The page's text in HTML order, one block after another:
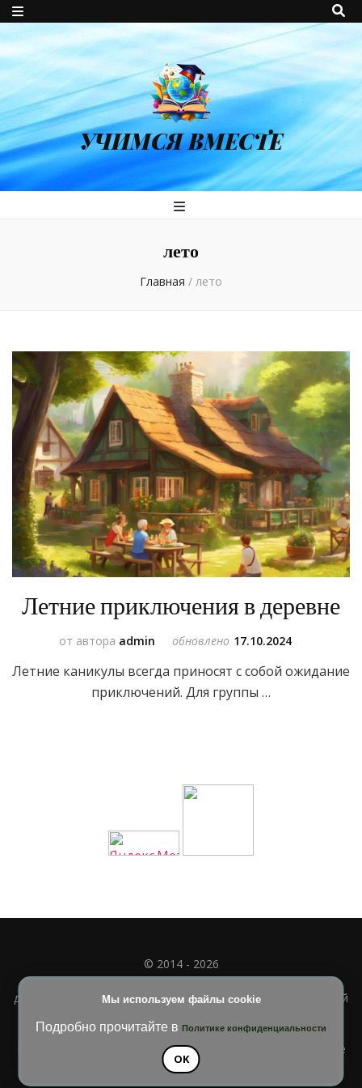
УЧИМСЯ ВМЕСТЕ
лето
Главная / лето
Летние приключения в деревне
от автора admin обновлено 17.10.2024
Летние каникулы всегда приносят с собой ожидание
приключений. Для группы …
Мы используем файлы cookie
Подробно прочитайте в Политике конфиденциальности
OK
© 2014 - 2026
Полное или частичное использование материала
допускается только при наличии активной и индексируемой
Blossom Diva | РазработанаТемы Blossom
. На платформе
WordPress